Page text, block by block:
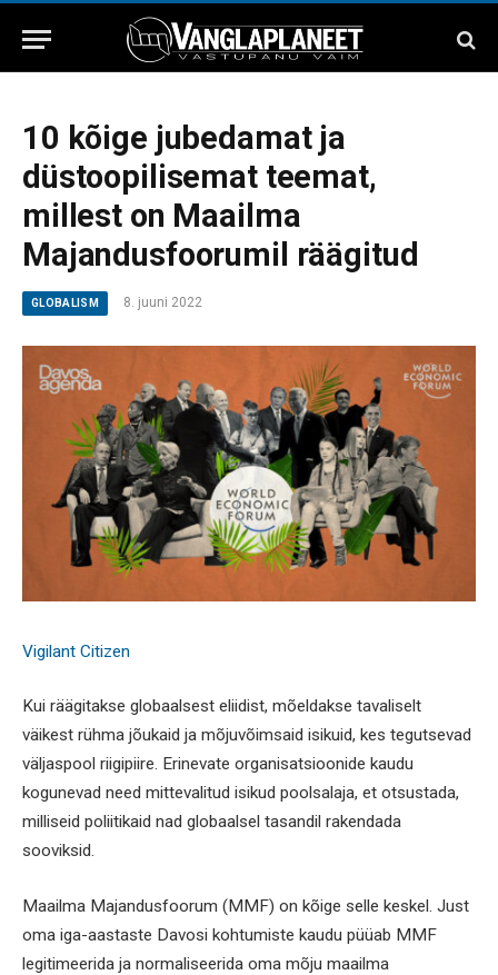
10 kõige jubedamat ja
düstoopilisemat teemat,
millest on Maailma
Majandusfoorumil räägitud
GLOBALISM 8. juuni 2022
Vigilant Citizen
Kui räägitakse globaalsest eliidist, mõeldakse tavaliselt
väikest rühma jõukaid ja mõjuvõimsaid isikuid, kes tegutsevad
väljaspool riigipiire. Erinevate organisatsioonide kaudu
kogunevad need mittevalitud isikud poolsalaja, et otsustada,
milliseid poliitikaid nad globaalsel tasandil rakendada
sooviksid.
Maailma Majandusfoorum (MMF) on kõige selle keskel. Just
oma iga-aastaste Davosi kohtumiste kaudu püüab MMF
legitimeerida ja normaliseerida oma mõju maailma